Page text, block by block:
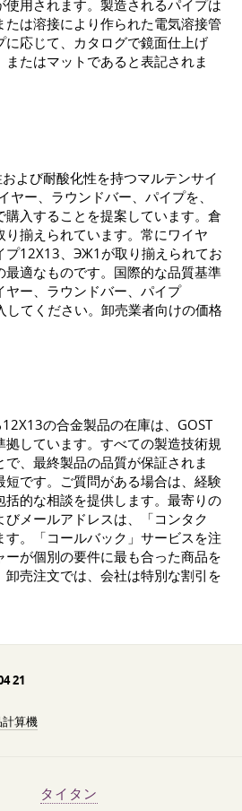
使用されます。製造されるパイプは
たは溶接により作られた電気溶接管
に応じて、カタログで鏡面仕上げ
またはマットであると表記されま
よび耐酸化性を持つマルテンサイ
ヤー、ラウンドバー、パイプを、
入することを提案しています。倉
り揃えられています。常にワイヤ
プ12X13、ЭЖ1が取り揃えられてお
最適なものです。国際的な品質基準
ヤー、ラウンドバー、パイプ
てください。卸売業者向けの価格
の合金製品の在庫は、GOST
拠しています。すべての製造技術規
、最終製品の品質が保証されま
です。ご質問がある場合は、経験
括的な相談を提供します。最寄りの
メールアドレスは、「コンタク
す。「コールバック」サービスを注
が個別の要件に最も合った商品を
売注文では、会社は特別な割引を
21
算機
タイタン